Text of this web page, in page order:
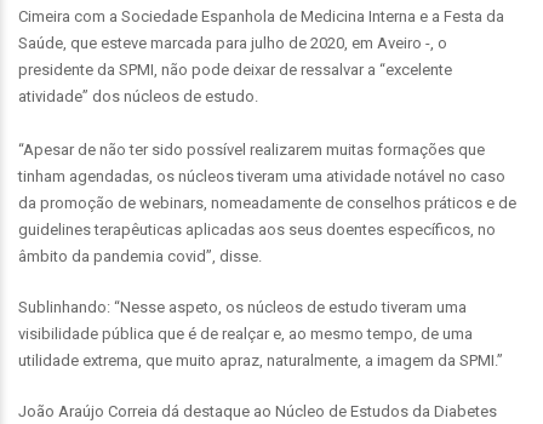
Cimeira com a Sociedade Espanhola de Medicina Interna e a Festa da
Saúde, que esteve marcada para julho de 2020, em Aveiro -, o
presidente da SPMI, não pode deixar de ressalvar a “excelente
atividade” dos núcleos de estudo.
“Apesar de não ter sido possível realizarem muitas formações que
tinham agendadas, os núcleos tiveram uma atividade notável no caso
da promoção de webinars, nomeadamente de conselhos práticos e de
guidelines terapêuticas aplicadas aos seus doentes específicos, no
âmbito da pandemia covid”, disse.
Sublinhando: “Nesse aspeto, os núcleos de estudo tiveram uma
visibilidade pública que é de realçar e, ao mesmo tempo, de uma
utilidade extrema, que muito apraz, naturalmente, a imagem da SPMI.”
João Araújo Correia dá destaque ao Núcleo de Estudos da Diabetes